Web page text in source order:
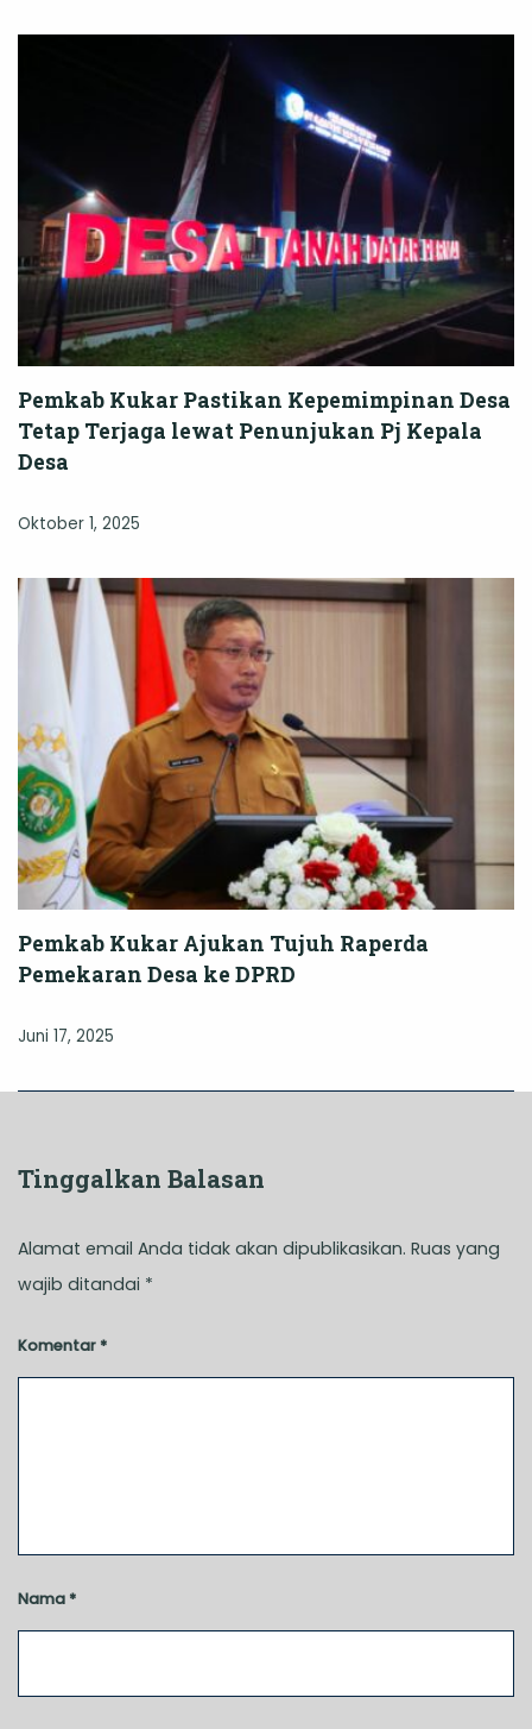
Pemkab Kukar Pastikan Kepemimpinan Desa
Tetap Terjaga lewat Penunjukan Pj Kepala
Desa
Oktober 1, 2025
Pemkab Kukar Ajukan Tujuh Raperda
Pemekaran Desa ke DPRD
Juni 17, 2025
Tinggalkan Balasan
Alamat email Anda tidak akan dipublikasikan. Ruas yang
wajib ditandai *
Komentar *
Nama *